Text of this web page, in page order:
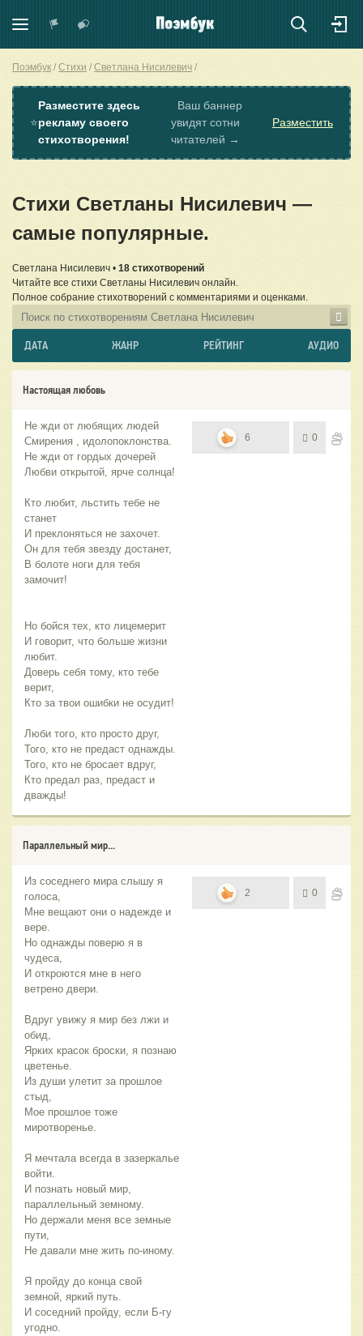
Поэмбук Стихи Светлана Нисилевич
⭐
Разместите здесь
рекламу своего
стихотворения!
Ваш баннер
увидят сотни
читателей →
Разместить
Стихи Светланы Нисилевич —
самые популярные.
Светлана Нисилевич • 18 стихотворений
Читайте все стихи Светланы Нисилевич онлайн.
Полное собрание стихотворений с комментариями и оценками.
ДАТА ЖАНР РЕЙТИНГ АУДИО
Настоящая любовь
Не жди от любящих людей
Смирения , идолопоклонства.
Не жди от гордых дочерей
Любви открытой, ярче солнца!
Кто любит, льстить тебе не
станет
И преклоняться не захочет.
Он для тебя звезду достанет,
В болоте ноги для тебя
замочит!
Но бойся тех, кто лицемерит
И говорит, что больше жизни
любит.
Доверь себя тому, кто тебе
верит,
Кто за твои ошибки не осудит!
Люби того, кто просто друг,
Того, кто не предаст однажды.
Того, кто не бросает вдруг,
Кто предал раз, предаст и
дважды!
6 0
Параллельный мир...
Из соседнего мира слышу я
голоса,
Мне вещают они о надежде и
вере.
Но однажды поверю я в
чудеса,
И откроются мне в него
ветрено двери.
Вдруг увижу я мир без лжи и
обид,
Ярких красок броски, я познаю
цветенье.
Из души улетит за прошлое
стыд,
Мое прошлое тоже
миротворенье.
Я мечтала всегда в зазеркалье
войти.
И познать новый мир,
параллельный земному.
Но держали меня все земные
пути,
Не давали мне жить по-иному.
Я пройду до конца свой
земной, яркий путь.
И соседний пройду, если Б-гу
угодно.
2 0